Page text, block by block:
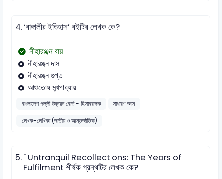
4.‘বাঙ্গালীর ইতিহাস’ বইটির লেখক কে?
নীহারঞ্জন রায়
নীহারঞ্জন দাস
নীহারঞ্জন গুপ্ত
আশুতোষ মুখপাধ্যায়
বাংলাদেশ পল্লী উন্নয়ন বোর্ড - হিসাবরক্ষক
সাধারণ জ্ঞান
লেখক-লেখিকা (জাতীয় ও আন্তর্জাতিক)
5." Untranquil Recollections: The Years of
Fulfilment শীর্ষক গ্রন্থটির লেখক কে?